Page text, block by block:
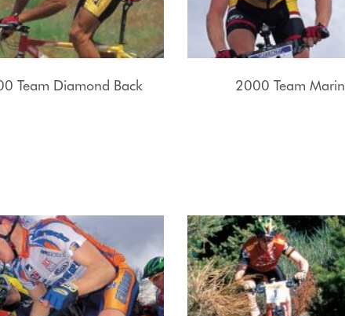
Team Diamond Back 2000 Team Marin